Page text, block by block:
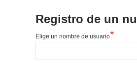
Registro de un
Elige un nombre de usuario*